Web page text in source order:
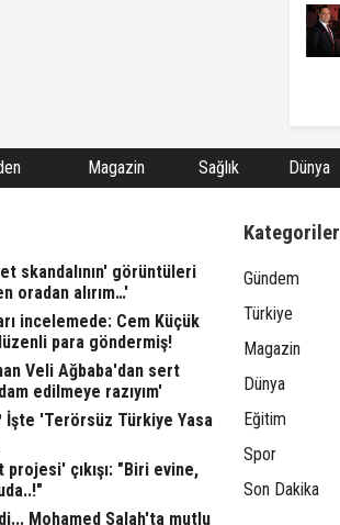
Magazin Sağlık Dünya
skandalının' görüntüleri
oradan alırım…'
incelemede: Cem Küçük
para göndermiş!
Veli Ağbaba'dan sert
edilmeye razıyım'
İşte 'Terörsüz Türkiye Yasa
çıkışı: "Biri evine,
Mohamed Salah'ta mutlu
Kategoriler
Gündem
Türkiye
Magazin
Dünya
Eğitim
Spor
Son Dakika